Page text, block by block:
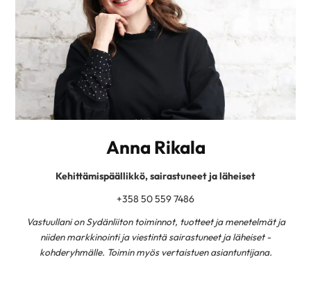
Anna Rikala
Kehittämispäällikkö, sairastuneet ja läheiset
+358 50 559 7486
Vastuullani on Sydänliiton toiminnot, tuotteet ja menetelmät ja
niiden markkinointi ja viestintä sairastuneet ja läheiset -
kohderyhmälle. Toimin myös vertaistuen asiantuntijana.